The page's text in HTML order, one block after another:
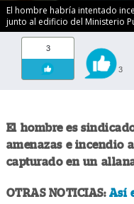
El hombre habría intentado
junto al edificio del Ministerio
3
3
El hombre es
amenazas e incendio
capturado en un
OTRAS NOTICIAS: Así